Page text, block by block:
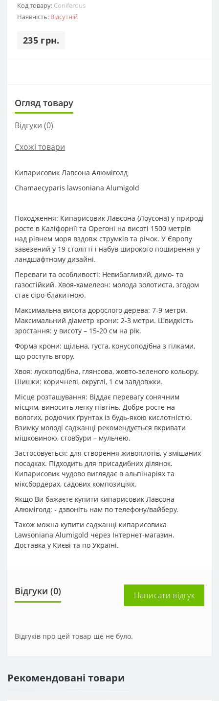
Код товару: Coniferous
Наявність: Відсутній
235 грн.
Огляд товару
Відгуки (0)
Схожі товари
Кипарисовик Лавсона Алюміголд
Chamaecyparis lawsoniana Alumigold
Походження: Кипарисовик Лавсона (Лоусона) у природі
росте в Каліфорнії та Орегоні на висоті 1500 метрів
над рівнем моря вздовж струмків та річок. У Європу
завезений у 19 столітті і набув широкого поширення у
ландшафтному дизайні.
Переваги та особливості: Невибагливий, димо- та
газостійкий. Хвоя-хамелеон: молода золотиста, згодом
стає сіро-блакитною.
Максимальна висота дорослого дерева: 7-9 метри.
Максимальний діаметр крони: 2-3 метри. Швидкість
зростання: у висоту – 15-20 см на рік.
Форма крони: щільна, густа, конусоподібна з гілками,
що ростуть вгору.
Хвоя: лускоподібна, глянсова, жовто-зеленого кольору.
Шишки: коричневі, округлі, 1 см завдовжки.
Місце розташування: Віддає перевагу сонячним
місцям, виносить легку півтінь. Добре росте на
вологих, родючих ґрунтах із будь-якою кислотністю.
Взимку молоді саджанці рекомендується вкривати
мішковиною, стовбури – мульчею.
Застосовується: для створення живоплотів, у змішаних
посадках. Підходить для присадибних ділянок.
Кипарисовик чудово виглядає в альпінаріях та
міксбордерах, садових композиціях.
Якщо Ви бажаєте купити кипарисовик Лавсона
Алюміголд: - дзвоніть нам по телефону/вайберу.
Також можна купити саджанці кипарисовика
Lawsoniana Alumigold через Інтернет-магазин.
Доставка у Києві та по Україні.
Відгуки (0) Написати відгук
Відгуків про цей товар ще не було.
Рекомендовані товари